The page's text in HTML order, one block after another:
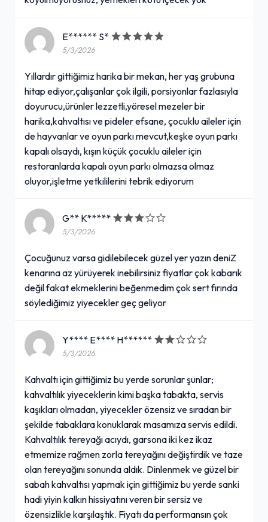
E****** S*
5/3/2026
Yıllardır gittiğimiz harika bir mekan, her yaş grubuna
hitap ediyor,çalışanlar çok ilgili, porsiyonlar fazlasıyla
doyurucu,ürünler lezzetli,yöresel mezeler bir
harika,kahvaltısı ve pideler efsane, çocuklu aileler için
de hayvanlar ve oyun parkı mevcut,keşke oyun parkı
kapalı olsaydı, kışın küçük çocuklu aileler için
restoranlarda kapalı oyun parkı olmazsa olmaz
oluyor,işletme yetkililerini tebrik ediyorum
G** K*****
5/3/2026
Çocuğunuz varsa gidilebilecek güzel yer yazın deniZ
kenarına az yürüyerek inebilirsiniz fiyatlar çok kabarık
değil fakat ekmeklerini beğenmedim çok sert fırında
söylediğimiz yiyecekler geç geliyor
Y**** E**** H******
5/3/2026
Kahvaltı için gittiğimiz bu yerde sorunlar şunlar;
kahvaltılık yiyeceklerin kimi başka tabakta, servis
kaşıkları olmadan, yiyecekler özensiz ve sıradan bir
şekilde tabaklara konuklarak masamıza servis edildi.
Kahvaltılık tereyağı acıydı, garsona iki kez ikaz
etmemize rağmen zorla tereyağını değiştirdik ve taze
olan tereyağını sonunda aldık. Dinlenmek ve güzel bir
sabah kahvaltısı yapmak için gittiğimiz bu yerde sanki
hadi yiyin kalkın hissiyatını veren bir sersiz ve
özensizlikle karşılaştık. Fiyatı da performansın çok